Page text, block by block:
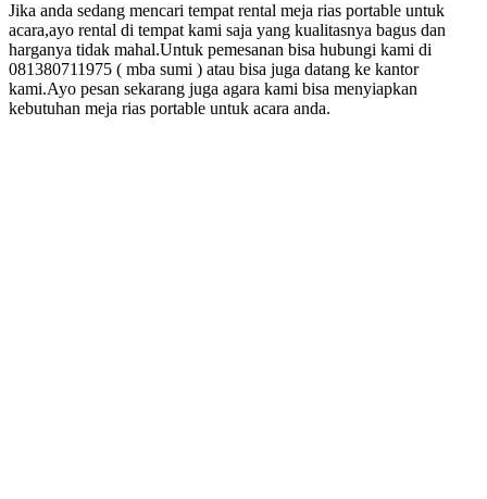
Jika anda sedang mencari tempat rental meja rias portable untuk
acara,ayo rental di tempat kami saja yang kualitasnya bagus dan
harganya tidak mahal.Untuk pemesanan bisa hubungi kami di
081380711975 ( mba sumi ) atau bisa juga datang ke kantor
kami.Ayo pesan sekarang juga agara kami bisa menyiapkan
kebutuhan meja rias portable untuk acara anda.